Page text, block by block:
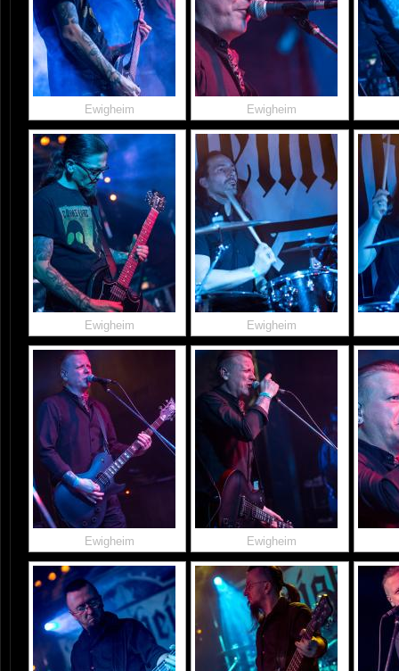
Ewigheim Ewigheim
Ewigheim Ewigheim
Ewigheim Ewigheim